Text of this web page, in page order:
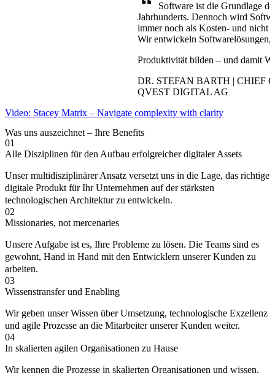
Software ist die Grundlage
Jahrhunderts. Dennoch wird
immer noch als Kosten- und nicht
Wir entwickeln Softwarelösungen,
Produktivität bilden – und damit
DR. STEFAN BARTH | CHIEF
QVEST DIGITAL AG
Video: Stacey Matrix – Navigate complexity with clarity
Was uns auszeichnet – Ihre Benefits
01
Alle Disziplinen für den Aufbau erfolgreicher digitaler Assets
Unser multidisziplinärer Ansatz versetzt uns in die Lage, das richtige
digitale Produkt für Ihr Unternehmen auf der stärksten
technologischen Architektur zu entwickeln.
02
Missionaries, not mercenaries
Unsere Aufgabe ist es, Ihre Probleme zu lösen. Die Teams sind es
gewohnt, Hand in Hand mit den Entwicklern unserer Kunden zu
arbeiten.
03
Wissenstransfer und Enabling
Wir geben unser Wissen über Umsetzung, technologische Exzellenz
und agile Prozesse an die Mitarbeiter unserer Kunden weiter.
04
In skalierten agilen Organisationen zu Hause
Wir kennen die Prozesse in skalierten Organisationen und wissen,